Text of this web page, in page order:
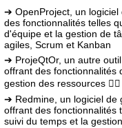
➔ OpenProject, un logiciel
des fonctionnalités telles
d'équipe et la gestion de
agiles, Scrum et Kanban
➔ ProjeQtOr, un autre
offrant des fonctionnalités
gestion des ressources ❤️‍🔥
➔ Redmine, un logiciel de
offrant des fonctionnalités
suivi du temps et la